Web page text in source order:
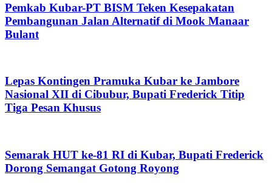
Pemkab Kubar-PT BISM Teken Kesepakatan
Pembangunan Jalan Alternatif di Mook Manaar
Bulant
Lepas Kontingen Pramuka Kubar ke Jambore
Nasional XII di Cibubur, Bupati Frederick Titip
Tiga Pesan Khusus
Semarak HUT ke-81 RI di Kubar, Bupati Frederick
Dorong Semangat Gotong Royong